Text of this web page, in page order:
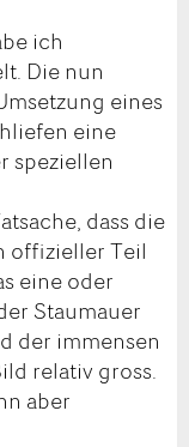
ich
Die nun
eines
eine
speziellen
dass die
offizieller Teil
eine oder
Staumauer
der immensen
relativ gross.
aber